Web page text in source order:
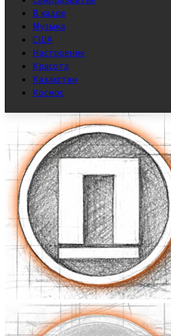
В кадре
Музыка
США
Настроение
Красота
Казахстан
Космос